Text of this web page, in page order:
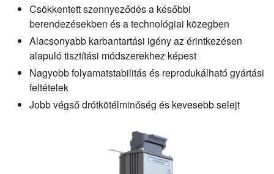
Csökkentett szennyeződés a későbbi
berendezésekben és a technológiai közegben
Alacsonyabb karbantartási igény az érintkezésen
alapuló tisztítási módszerekhez képest
Nagyobb folyamatstabilitás és reprodukálható gyártási
feltételek
Jobb végső drótkötélminőség és kevesebb selejt